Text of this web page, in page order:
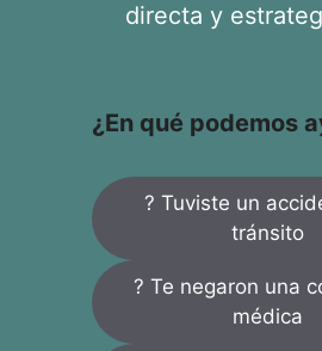
directa y
¿En qué podemos
? Tuviste un
tránsito
? Te negaron una
médica